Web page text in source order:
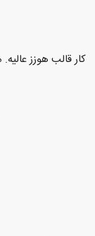
کار قالب هوزز